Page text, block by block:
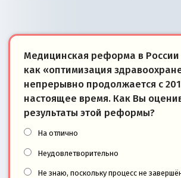
Медицинская реформа в России
как «оптимизация
непрерывно продолжается с
настоящее время. Как Вы
результаты этой реформы?
На отлично
Неудовлетворительно
Не знаю, поскольку процесс не